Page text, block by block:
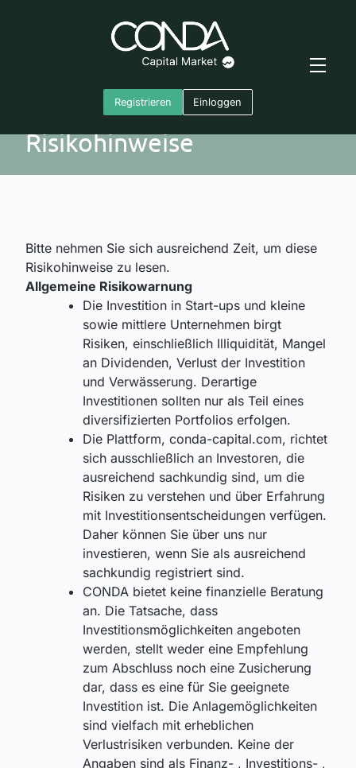
Registrieren Einloggen
Risikohinweise
Bitte nehmen Sie sich ausreichend Zeit, um diese
Risikohinweise zu lesen.
Allgemeine Risikowarnung
Die Investition in Start-ups und kleine
sowie mittlere Unternehmen birgt
Risiken, einschließlich Illiquidität, Mangel
an Dividenden, Verlust der Investition
und Verwässerung. Derartige
Investitionen sollten nur als Teil eines
diversifizierten Portfolios erfolgen.
Die Plattform, conda-capital.com, richtet
sich ausschließlich an Investoren, die
ausreichend sachkundig sind, um die
Risiken zu verstehen und über Erfahrung
mit Investitionsentscheidungen verfügen.
Daher können Sie über uns nur
investieren, wenn Sie als ausreichend
sachkundig registriert sind.
CONDA bietet keine finanzielle Beratung
an. Die Tatsache, dass
Investitionsmöglichkeiten angeboten
werden, stellt weder eine Empfehlung
zum Abschluss noch eine Zusicherung
dar, dass es eine für Sie geeignete
Investition ist. Die Anlagemöglichkeiten
sind vielfach mit erheblichen
Verlustrisiken verbunden. Keine der
Angaben sind als Finanz- , Investitions- ,